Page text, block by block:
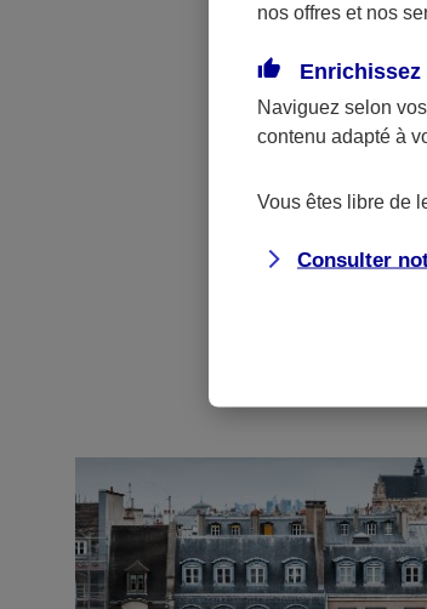
nos offres et nos
Naviguez selon
contenu adapté à
Vous êtes libre de
Consulter